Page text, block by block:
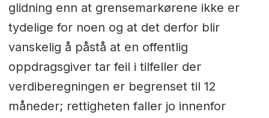
glidning enn at grensemarkørene ikke er
tydelige for noen og at det derfor blir
vanskelig å påstå at en offentlig
oppdragsgiver tar feil i tilfeller der
verdiberegningen er begrenset til 12
måneder; rettigheten faller jo innenfor